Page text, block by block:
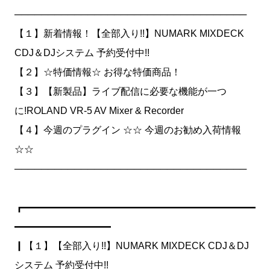
───────────────────────────────────
【１】新着情報！【全部入り!!】NUMARK MIXDECK
CDJ＆DJシステム 予約受付中!!
【２】☆特価情報☆ お得な特価商品！
【３】【新製品】ライブ配信に必要な機能が一つ
に!ROLAND VR-5 AV Mixer & Recorder
【４】今週のプラグイン ☆☆ 今週のお勧め入荷情報
☆☆
───────────────────────────────────
┏━━━━━━━━━━━━━━━━━━━━━━━━
━━━━━━━━━━
┃【１】【全部入り!!】NUMARK MIXDECK CDJ＆DJ
システム 予約受付中!!